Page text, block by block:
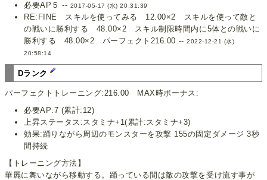
必要AP５ -- 2017-05-17 (水) 20:31:39
RE:FINE スキルを使ってみる 12.00×2 スキルを使って敵と
の戦いに勝利する 48.00×2 スキル制限時間内に5体との戦いに
勝利する 48.00×2 パーフェクト216.00 --2022-12-21 (水)
20:58:14
Dランク
パーフェクトトレーニング:216.00 MAX時ボーナス:
必要AP:7 (累計:12)
上昇ステータス:スタミナ+1(累計:スタミナ+3)
効果:踊りながら周辺のモンスターを攻撃 155の固定ダメージ 3秒
間持続
【トレーニング方法】
華麗に舞いながら移動する。踊っている間は敵の攻撃を受け流す事が